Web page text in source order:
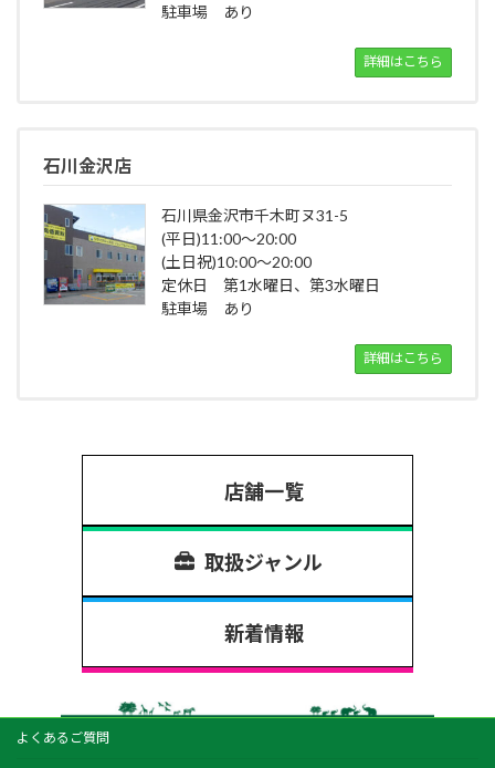
駐車場 あり
詳細はこちら
石川金沢店
石川県金沢市千木町ヌ31-5
(平日)11:00～20:00
(土日祝)10:00～20:00
定休日 第1水曜日、第3水曜日
駐車場 あり
詳細はこちら
店舗一覧
取扱ジャンル
新着情報
よくあるご質問